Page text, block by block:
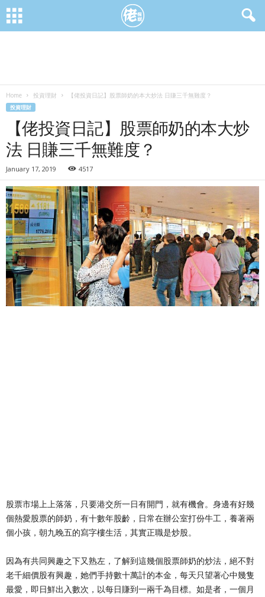
Home 投資理財 【佬投資日記】股票師奶的本大炒法 日賺三千無難度？
投資理財
【佬投資日記】股票師奶的本大炒
法 日賺三千無難度？
January 17, 2019 4517
股票市場上上落落，只要港交所一日有開門，就有機會。身邊有好幾
個熱愛股票的師奶，有十數年股齡，日常在辦公室打份牛工，養著兩
個小孩，朝九晚五的寫字樓生活，其實正職是炒股。
因為有共同興趣之下又熟左，了解到這幾個股票師奶的炒法，絕不對
老千細價股有興趣，她們手持數十萬計的本金，每天只望著心中幾隻
最愛，即日鮮出入數次，以每日賺到一兩千為目標。如是者，一個月